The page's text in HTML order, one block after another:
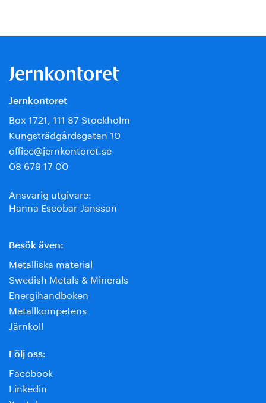
Jernkontoret
Box 1721, 111 87 Stockholm
Kungsträdgårdsgatan 10
office@jernkontoret.se
08 679 17 00
Ansvarig utgivare:
Hanna Escobar-Jansson
Besök även:
Metalliska material
Swedish Metals & Minerals
Energihandboken
Metallkompetens
Järnkoll
Följ oss:
Facebook
Linkedin